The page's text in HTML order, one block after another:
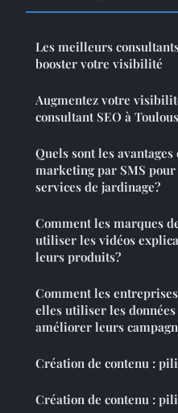
Les meilleurs
booster votre visibilité
Augmentez votre
consultant SEO à
Quels sont les avantages
marketing par SMS
services de jardinage?
Comment les marques
utiliser les vidéos
leurs produits?
Comment les
elles utiliser les
améliorer leurs
Création de contenu :
Création de contenu :